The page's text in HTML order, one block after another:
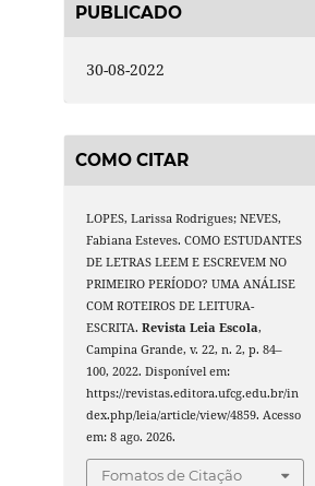
PUBLICADO
30-08-2022
COMO CITAR
LOPES, Larissa Rodrigues; NEVES,
Fabiana Esteves. COMO ESTUDANTES
DE LETRAS LEEM E ESCREVEM NO
PRIMEIRO PERÍODO? UMA ANÁLISE
COM ROTEIROS DE LEITURA-
ESCRITA.Revista Leia Escola,
Campina Grande, v. 22, n. 2, p. 84–
100, 2022. Disponível em:
https://revistas.editora.ufcg.edu.br/in
dex.php/leia/article/view/4859. Acesso
em: 8 ago. 2026.
Fomatos de Citação